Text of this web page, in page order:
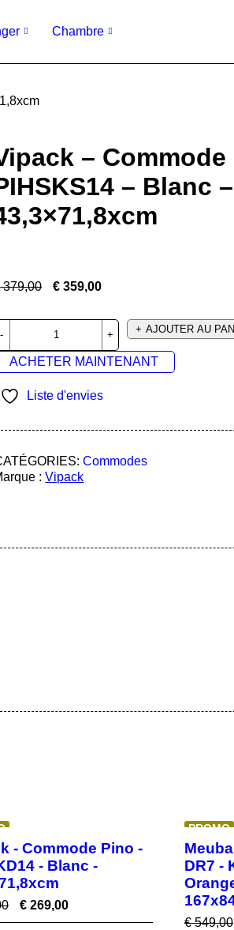
Chambre
– Commode
– Blanc –
379,00 € 359,00
AJOUTER AU
ACHETER MAINTENANT
Liste d'envies
Commodes
:Vipack
- Commode Pino -
- Blanc -
€ 269,00
PROMO
DR7 -
€549,00